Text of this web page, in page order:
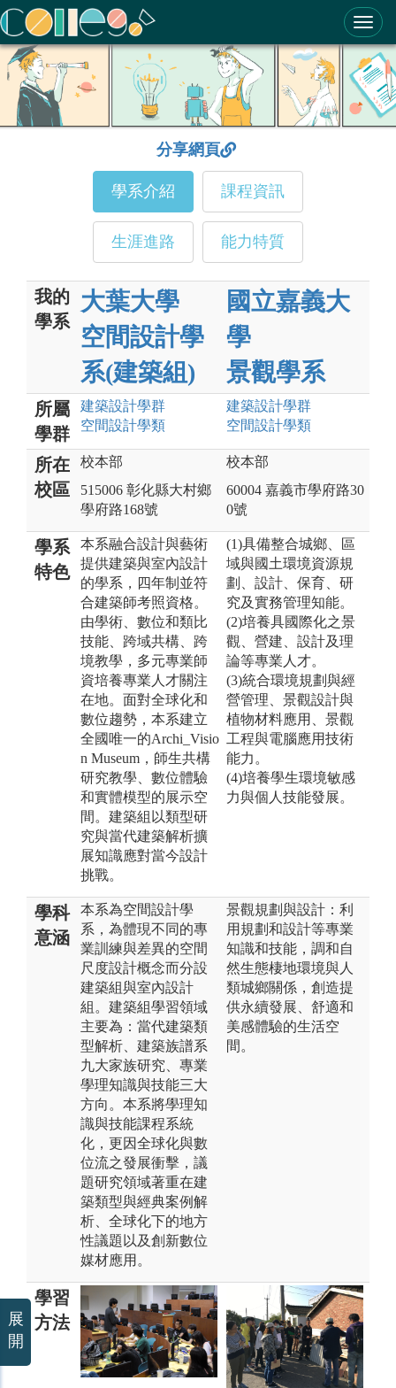
ColleGo! 大學選才與高中育才輔助系統
分享網頁
學系介紹 課程資訊
生涯進路 能力特質
我的
學系
大葉大學
空間設計學
系(建築組)
國立嘉義大
學
景觀學系
所屬
學群
建築設計學群
空間設計學類
建築設計學群
空間設計學類
所在
校區
校本部
515006 彰化縣大村鄉
學府路168號
校本部
60004 嘉義市學府路30
0號
學系
特色
本系融合設計與藝術
提供建築與室內設計
的學系，四年制並符
合建築師考照資格。
由學術、數位和類比
技能、跨域共構、跨
境教學，多元專業師
資培養專業人才關注
在地。面對全球化和
數位趨勢，本系建立
全國唯一的Archi_Visio
n Museum，師生共構
研究教學、數位體驗
和實體模型的展示空
間。建築組以類型研
究與當代建築解析擴
展知識應對當今設計
挑戰。
(1)具備整合城鄉、區
域與國土環境資源規
劃、設計、保育、研
究及實務管理知能。
(2)培養具國際化之景
觀、營建、設計及理
論等專業人才。
(3)統合環境規劃與經
營管理、景觀設計與
植物材料應用、景觀
工程與電腦應用技術
能力。
(4)培養學生環境敏感
力與個人技能發展。
學科
意涵
本系為空間設計學
系，為體現不同的專
業訓練與差異的空間
尺度設計概念而分設
建築組與室內設計
組。建築組學習領域
主要為：當代建築類
型解析、建築族譜系
九大家族研究、專業
學理知識與技能三大
方向。本系將學理知
識與技能課程系統
化，更因全球化與數
位流之發展衝擊，議
題研究領域著重在建
築類型與經典案例解
析、全球化下的地方
性議題以及創新數位
媒材應用。
景觀規劃與設計：利
用規劃和設計等專業
知識和技能，調和自
然生態棲地環境與人
類城鄉關係，創造提
供永續發展、舒適和
美感體驗的生活空
間。
學習
方法
展
開